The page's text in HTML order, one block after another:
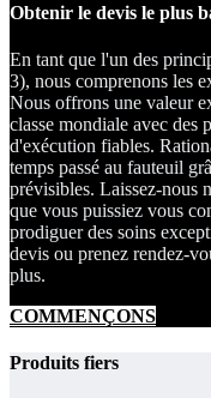
Obtenir le devis le plus
En tant que l'un des
3), nous comprenons les
Nous offrons une valeur
classe mondiale avec des
d'exécution fiables.
temps passé au fauteuil
prévisibles. Laissez-nous
que vous puissiez vous
prodiguer des soins
devis ou prenez rendez-
plus.
COMMENÇONS
Produits fiers